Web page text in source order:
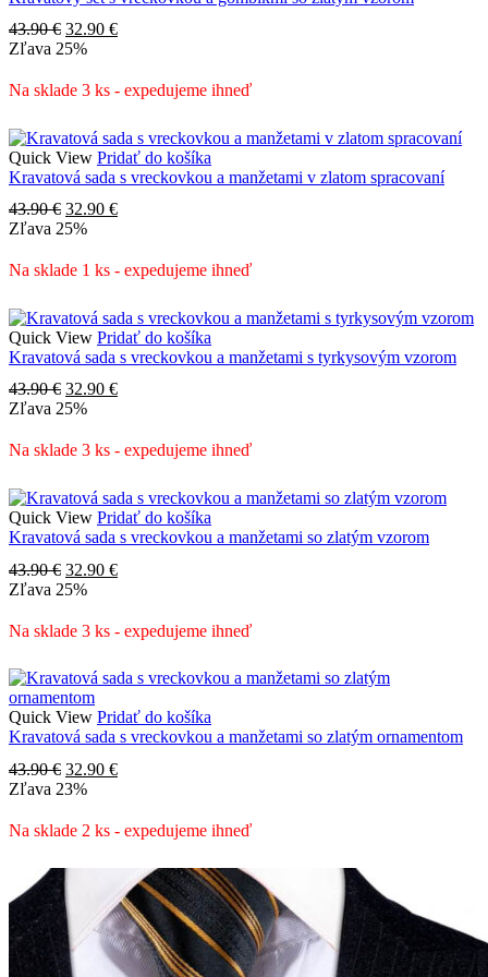
43.90€ Pôvodná
cena
43.90 €.
32.90 €Aktuálna
32.90 €.
Zľava 25%
Na sklade 3 ks - expedujeme ihneď
Quick View Pridať do košíka
Kravatová sada s vreckovkou a manžetami v zlatom spracovaní
43.90€ Pôvodná
cena
43.90 €.
32.90 €Aktuálna
32.90 €.
Zľava 25%
Na sklade 1 ks - expedujeme ihneď
Quick View Pridať do košíka
Kravatová sada s vreckovkou a manžetami s tyrkysovým vzorom
43.90€ Pôvodná
cena
43.90 €.
32.90 €Aktuálna
32.90 €.
Zľava 25%
Na sklade 3 ks - expedujeme ihneď
Quick View Pridať do košíka
Kravatová sada s vreckovkou a manžetami so zlatým vzorom
43.90€ Pôvodná
cena
43.90 €.
32.90 €Aktuálna
32.90 €.
Zľava 25%
Na sklade 3 ks - expedujeme ihneď
Quick View Pridať do košíka
Kravatová sada s vreckovkou a manžetami so zlatým ornamentom
43.90€ Pôvodná
cena
43.90 €.
32.90 €Aktuálna
32.90 €.
Zľava 23%
Na sklade 2 ks - expedujeme ihneď